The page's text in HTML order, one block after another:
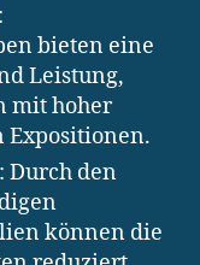
:
bieten eine
Leistung,
mit hoher
Expositionen.
: Durch den
können die